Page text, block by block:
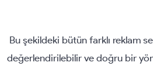
Bu şekildeki bütün farklı reklam
değerlendirilebilir ve doğru bir